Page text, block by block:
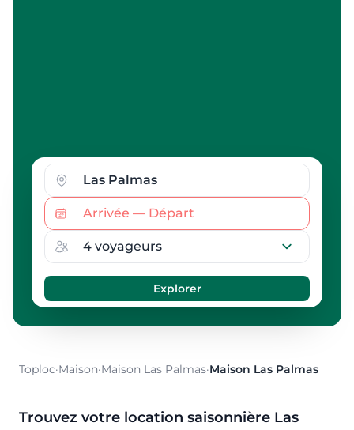
Toploc·Maison·Maison Las Palmas·Maison Las Palmas
Trouvez votre location saisonnière Las